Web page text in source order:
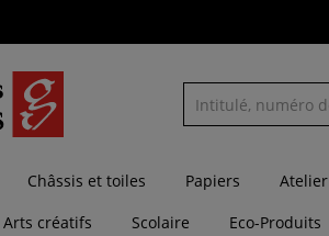
Châssis et toiles Papiers Atelier
Arts créatifs Scolaire Eco-Produits